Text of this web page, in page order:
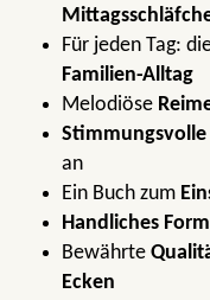
Für jeden Tag:
Familien-Alltag
Melodiöse
an
Ein Buch zum
Handliches
Bewährte
Ecken